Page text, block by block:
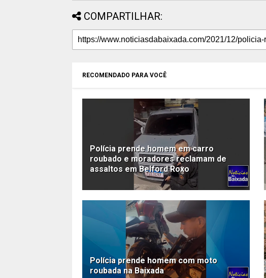
COMPARTILHAR:
RECOMENDADO PARA VOCÊ
Polícia prende homem em carro
roubado e moradores reclamam de
assaltos em Belford Roxo
Polícia prende homem com moto
roubada na Baixada